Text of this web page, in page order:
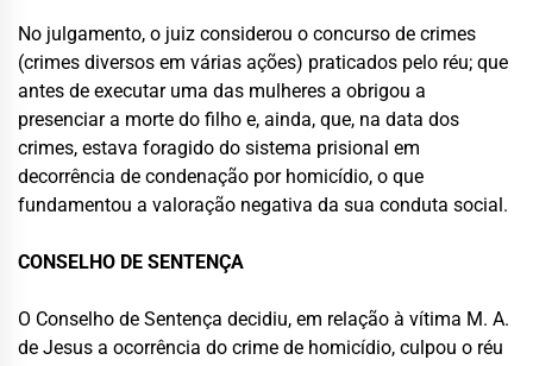
No julgamento, o juiz considerou o concurso de crimes
(crimes diversos em várias ações) praticados pelo réu; que
antes de executar uma das mulheres a obrigou a
presenciar a morte do filho e, ainda, que, na data dos
crimes, estava foragido do sistema prisional em
decorrência de condenação por homicídio, o que
fundamentou a valoração negativa da sua conduta social.
CONSELHO DE SENTENÇA
O Conselho de Sentença decidiu, em relação à vítima M. A.
de Jesus a ocorrência do crime de homicídio, culpou o réu